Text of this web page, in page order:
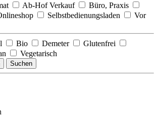
Ab-Hof Verkauf
Büro, Praxis
Selbstbedienungsladen
Vor
Bio Demeter
Glutenfrei
Vegetarisch
Suchen